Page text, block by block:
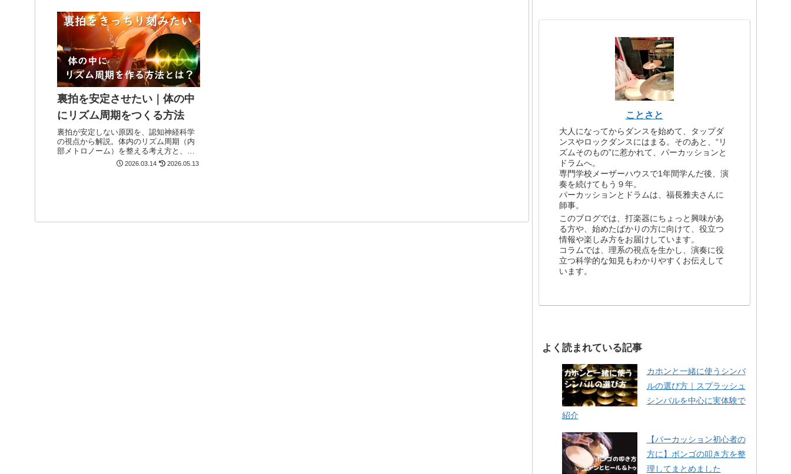
裏拍を安定させたい｜体の中
にリズム周期をつくる方法
裏拍が安定しない原因を、認知神経科学
の視点から解説。体内のリズム周期（内
部メトロノーム）を整える考え方と、裏
拍を正確に刻むための具体的な練習方法
2026.03.14 2026.05.13
ことさと
大人になってからダンスを始めて、タップダ
ンスやロックダンスにはまる。そのあと、“リ
ズムそのもの”に惹かれて、パーカッションと
ドラムへ。
専門学校メーザーハウスで1年間学んだ後、演
奏を続けてもう９年。
パーカッションとドラムは、福長雅夫さんに
師事。
このブログでは、打楽器にちょっと興味があ
る方や、始めたばかりの方に向けて、役立つ
情報や楽しみ方をお届けしています。
コラムでは、理系の視点を生かし、演奏に役
立つ科学的な知見もわかりやすくお伝えして
います。
よく読まれている記事
カホンと一緒に使うシンバ
ルの選び方｜スプラッシュ
シンバルを中心に実体験で
紹介
【パーカッション初心者の
方に】ボンゴの叩き方を整
理してまとめました